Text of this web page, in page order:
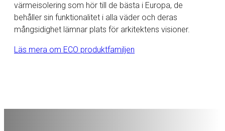
värmeisolering som hör till de bästa i Europa, de
behåller sin funktionalitet i alla väder och deras
mångsidighet lämnar plats för arkitektens visioner.
Läs mera om ECO produktfamiljen